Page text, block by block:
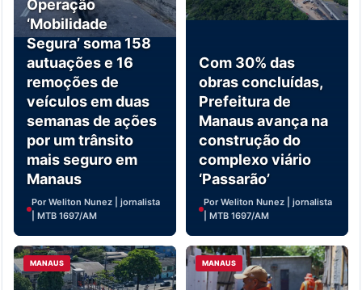
Operação
‘Mobilidade
Segura’ soma 158
autuações e 16
remoções de
veículos em duas
semanas de ações
por um trânsito
mais seguro em
Manaus
Por Weliton Nunez | jornalista
| MTB 1697/AM
Com 30% das
obras concluídas,
Prefeitura de
Manaus avança na
construção do
complexo viário
‘Passarão’
Por Weliton Nunez | jornalista
| MTB 1697/AM
MANAUS MANAUS